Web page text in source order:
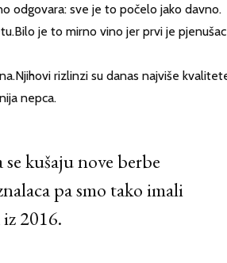
odgovara: sve je to počelo jako davno.
je to mirno vino jer prvi je pjenušac
rizlinzi su danas najviše
nepca.
kušaju nove berbe
pa smo tako imali
2016.